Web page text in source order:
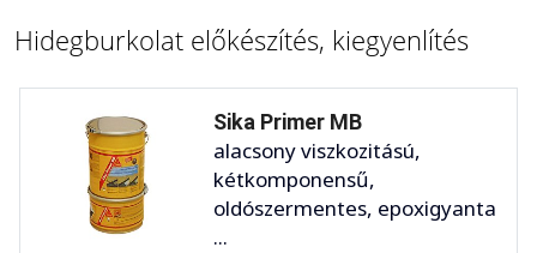
Hidegburkolat előkészítés, kiegyenlítés
Sika Primer MB
alacsony viszkozitású,
kétkomponensű,
oldószermentes, epoxigyanta
...